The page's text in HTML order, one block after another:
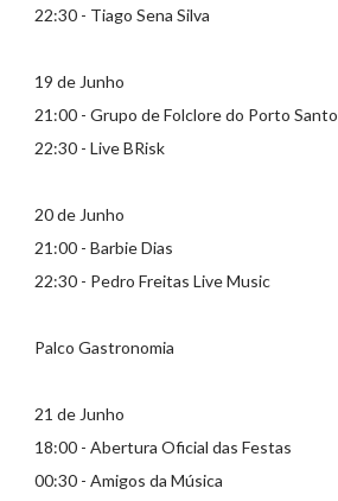
22:30 - Tiago Sena Silva
19 de Junho
21:00 - Grupo de Folclore do Porto Santo
22:30 - Live BRisk
20 de Junho
21:00 - Barbie Dias
22:30 - Pedro Freitas Live Music
Palco Gastronomia
21 de Junho
18:00 - Abertura Oficial das Festas
00:30 - Amigos da Música